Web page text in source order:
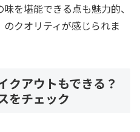
を堪能できる点も魅力的、
クオリティが感じられま
クアウトもできる？
をチェック